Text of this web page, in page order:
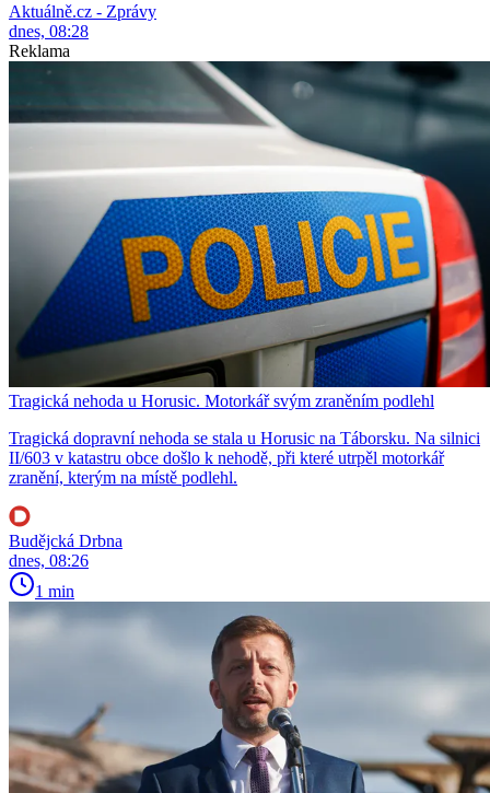
Aktuálně.cz - Zprávy
dnes, 08:28
Reklama
Tragická nehoda u Horusic. Motorkář svým zraněním podlehl
Tragická dopravní nehoda se stala u Horusic na Táborsku. Na silnici
II/603 v katastru obce došlo k nehodě, při které utrpěl motorkář
zranění, kterým na místě podlehl.
Budějcká Drbna
dnes, 08:26
1 min